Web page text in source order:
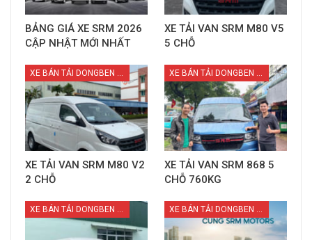
BẢNG GIÁ XE SRM 2026
CẬP NHẬT MỚI NHẤT
XE TẢI VAN SRM M80 V5
5 CHỖ
XE BÁN TẢI DONGBEN X30
XE TẢI VAN SRM M80 V2
2 CHỖ
XE BÁN TẢI DONGBEN X30
XE TẢI VAN SRM 868 5
CHỖ 760KG